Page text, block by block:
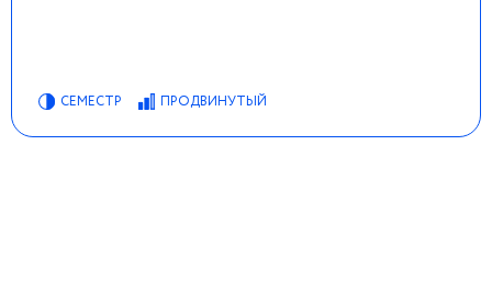
СЕМЕСТР ПРОДВИНУТЫЙ